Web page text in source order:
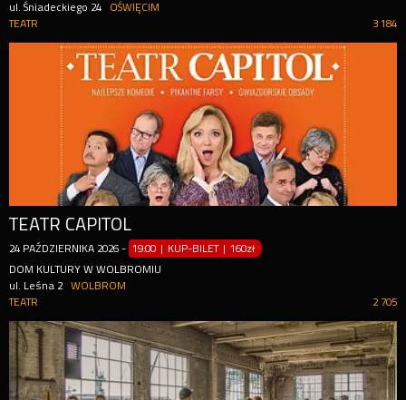
ul. Śniadeckiego 24
OŚWIĘCIM
3 184
TEATR
TEATR CAPITOL
24 PAŹDZIERNIKA 2026 - 19:00 | KUP-BILET |160zł
DOM KULTURY W WOLBROMIU
ul. Leśna 2
WOLBROM
2 705
TEATR